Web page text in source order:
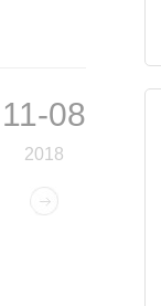
11-08
2018